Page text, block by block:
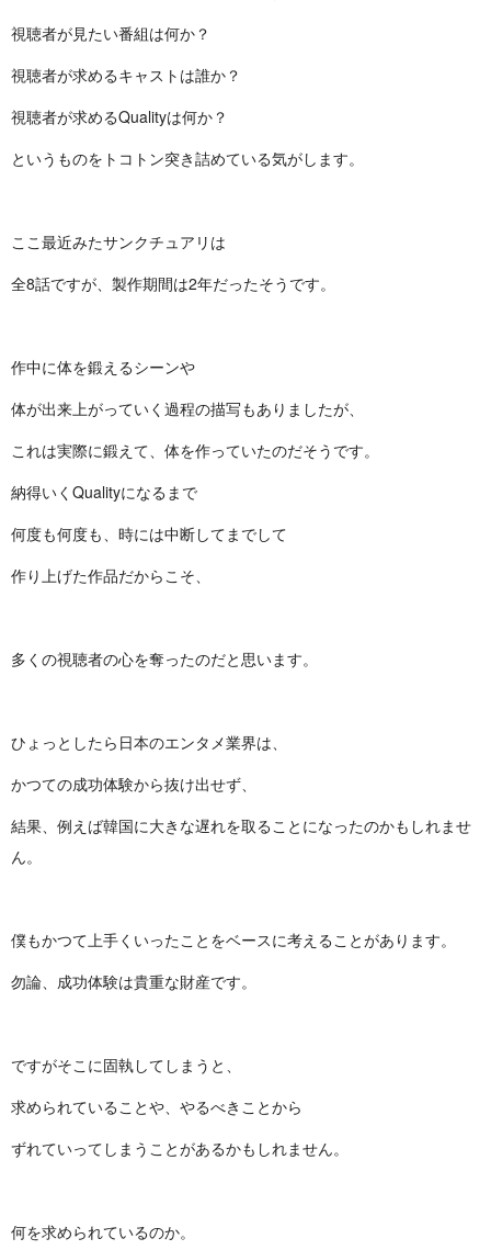
視聴者が見たい番組は何か？
視聴者が求めるキャストは誰か？
視聴者が求めるQualityは何か？
というものをトコトン突き詰めている気がします。
ここ最近みたサンクチュアリは
全8話ですが、製作期間は2年だったそうです。
作中に体を鍛えるシーンや
体が出来上がっていく過程の描写もありましたが、
これは実際に鍛えて、体を作っていたのだそうです。
納得いくQualityになるまで
何度も何度も、時には中断してまでして
作り上げた作品だからこそ、
多くの視聴者の心を奪ったのだと思います。
ひょっとしたら日本のエンタメ業界は、
かつての成功体験から抜け出せず、
結果、例えば韓国に大きな遅れを取ることになったのかもしれませ
ん。
僕もかつて上手くいったことをベースに考えることがあります。
勿論、成功体験は貴重な財産です。
ですがそこに固執してしまうと、
求められていることや、やるべきことから
ずれていってしまうことがあるかもしれません。
何を求められているのか。